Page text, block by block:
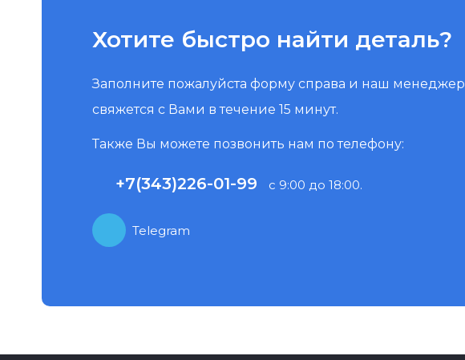
Хотите быстро найти деталь?
Заполните пожалуйста форму справа и наш менеджер
свяжется с Вами в течение 15 минут.
Также Вы можете позвонить нам по телефону:
+7(343)226-01-99 с 9:00 до 18:00.
Telegram